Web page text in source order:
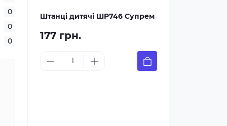
0
0
0
Штанці дитячі ШР746 Супрем
177 грн.